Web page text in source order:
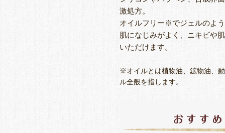
激処方。
オイルフリー※でジェルのよ
肌になじみがよく、ニキビや
いただけます。
※オイルとは植物油、鉱物油、
ル全般を指します。